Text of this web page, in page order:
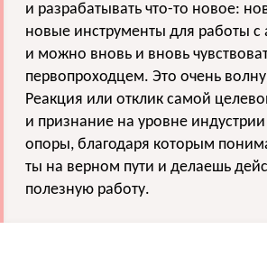
и разрабатывать что-то новое:
новые инструменты для работы с
и можно вновь и вновь
первопроходцем. Это очень
Реакция или отклик самой
и признание на уровне
опоры, благодаря которым
ты на верном пути и делаешь
полезную работу.